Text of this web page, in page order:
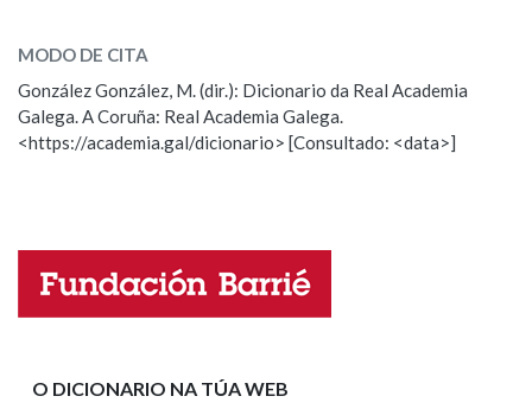
ESCOLLE UNHA OPCIÓN:
Observación Hai un erro na palabra
Propoño mellorar a definición
Nome
MODO DE CITA
González González, M. (dir.): Dicionario da Real Academia
Galega. A Coruña: Real Academia Galega.
<https://academia.gal/dicionario> [Consultado: <data>]
O DICIONARIO NA TÚA WEB